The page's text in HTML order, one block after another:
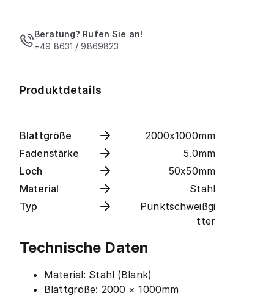
Beratung? Rufen Sie an!
+49 8631 / 9869823
Produktdetails
Blattgröße
2000x1000mm
Fadenstärke
5.0mm
Loch
50x50mm
Material
Stahl
Typ
Punktschweißgi
tter
Technische Daten
Material: Stahl (Blank)
Blattgröße: 2000 × 1000mm